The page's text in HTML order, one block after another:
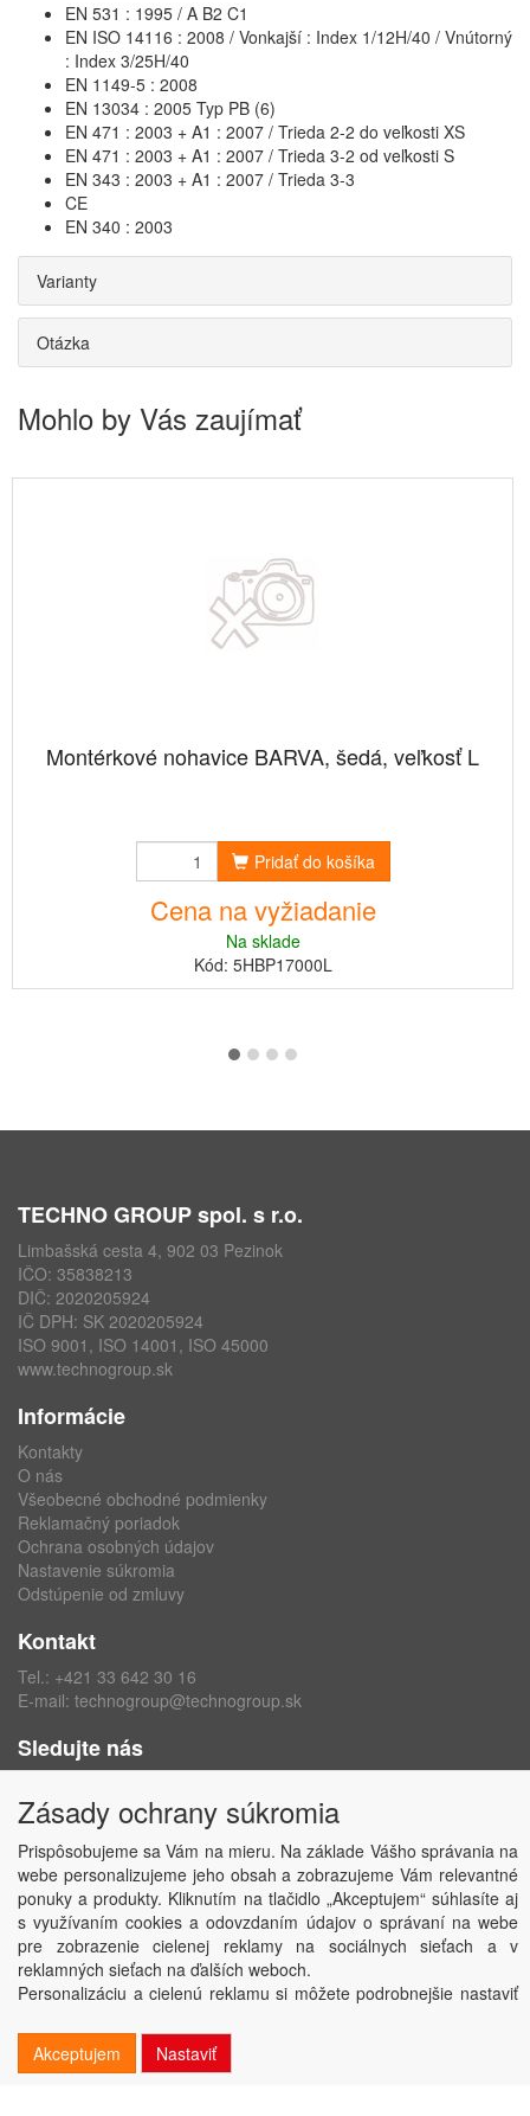
EN 531 : 1995 / A B2 C1
EN ISO 14116 : 2008 / Vonkajší : Index 1/12H/40 / Vnútorný
: Index 3/25H/40
EN 1149-5 : 2008
EN 13034 : 2005 Typ PB (6)
EN 471 : 2003 + A1 : 2007 / Trieda 2-2 do veľkosti XS
EN 471 : 2003 + A1 : 2007 / Trieda 3-2 od veľkosti S
EN 343 : 2003 + A1 : 2007 / Trieda 3-3
CE
EN 340 : 2003
Varianty
Otázka
Mohlo by Vás zaujímať
Montérkové nohavice BARVA, šedá, veľkosť L
Pridať do košíka
Cena na vyžiadanie
Na sklade
Kód: 5HBP17000L
TECHNO GROUP spol. s r.o.
Limbašská cesta 4, 902 03 Pezinok
IČO: 35838213
DIČ: 2020205924
IČ DPH: SK 2020205924
ISO 9001, ISO 14001, ISO 45000
www.technogroup.sk
Informácie
Kontakty
O nás
Všeobecné obchodné podmienky
Reklamačný poriadok
Ochrana osobných údajov
Nastavenie súkromia
Odstúpenie od zmluvy
Kontakt
Tel.: +421 33 642 30 16
E-mail: technogroup@technogroup.sk
Sledujte nás
Instagram
Copyright © TECHNO GROUP spol. s r.o.2026
Powered by ABRA
Zásady ochrany súkromia
Prispôsobujeme sa Vám na mieru. Na základe Vášho správania na
webe personalizujeme jeho obsah a zobrazujeme Vám relevantné
ponuky a produkty. Kliknutím na tlačidlo „Akceptujem“ súhlasíte aj
s využívaním cookies a odovzdaním údajov o správaní na webe
pre zobrazenie cielenej reklamy na sociálnych sieťach a v
reklamných sieťach na ďalších weboch.
Personalizáciu a cielenú reklamu si môžete podrobnejšie nastaviť
Akceptujem
Nastaviť